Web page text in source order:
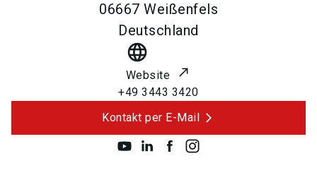
06667 Weißenfels
Deutschland
language
Website
+49 3443 3420
Kontakt per E-Mail